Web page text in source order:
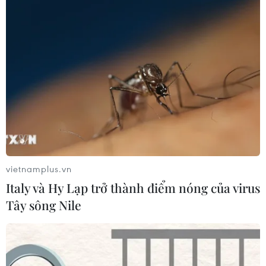
Thầy thuốc Trẻ Hà Nội cho biết vào ngày 17/12 tới,
người dân Thủ đô sẽ được khám sàng lọc phổi tại phố
vietnamplus.vn
Italy và Hy Lạp trở thành điểm nóng của virus
Tây sông Nile